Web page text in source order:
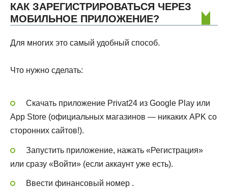
КАК ЗАРЕГИСТРИРОВАТЬСЯ ЧЕРЕЗ
МОБИЛЬНОЕ ПРИЛОЖЕНИЕ?
Для многих это самый удобный способ.
Что нужно сделать:
Скачать приложение Privat24 из Google Play или
App Store (официальных магазинов — никаких APK со
сторонних сайтов!).
Запустить приложение, нажать «Регистрация»
или сразу «Войти» (если аккаунт уже есть).
Ввести финансовый номер .